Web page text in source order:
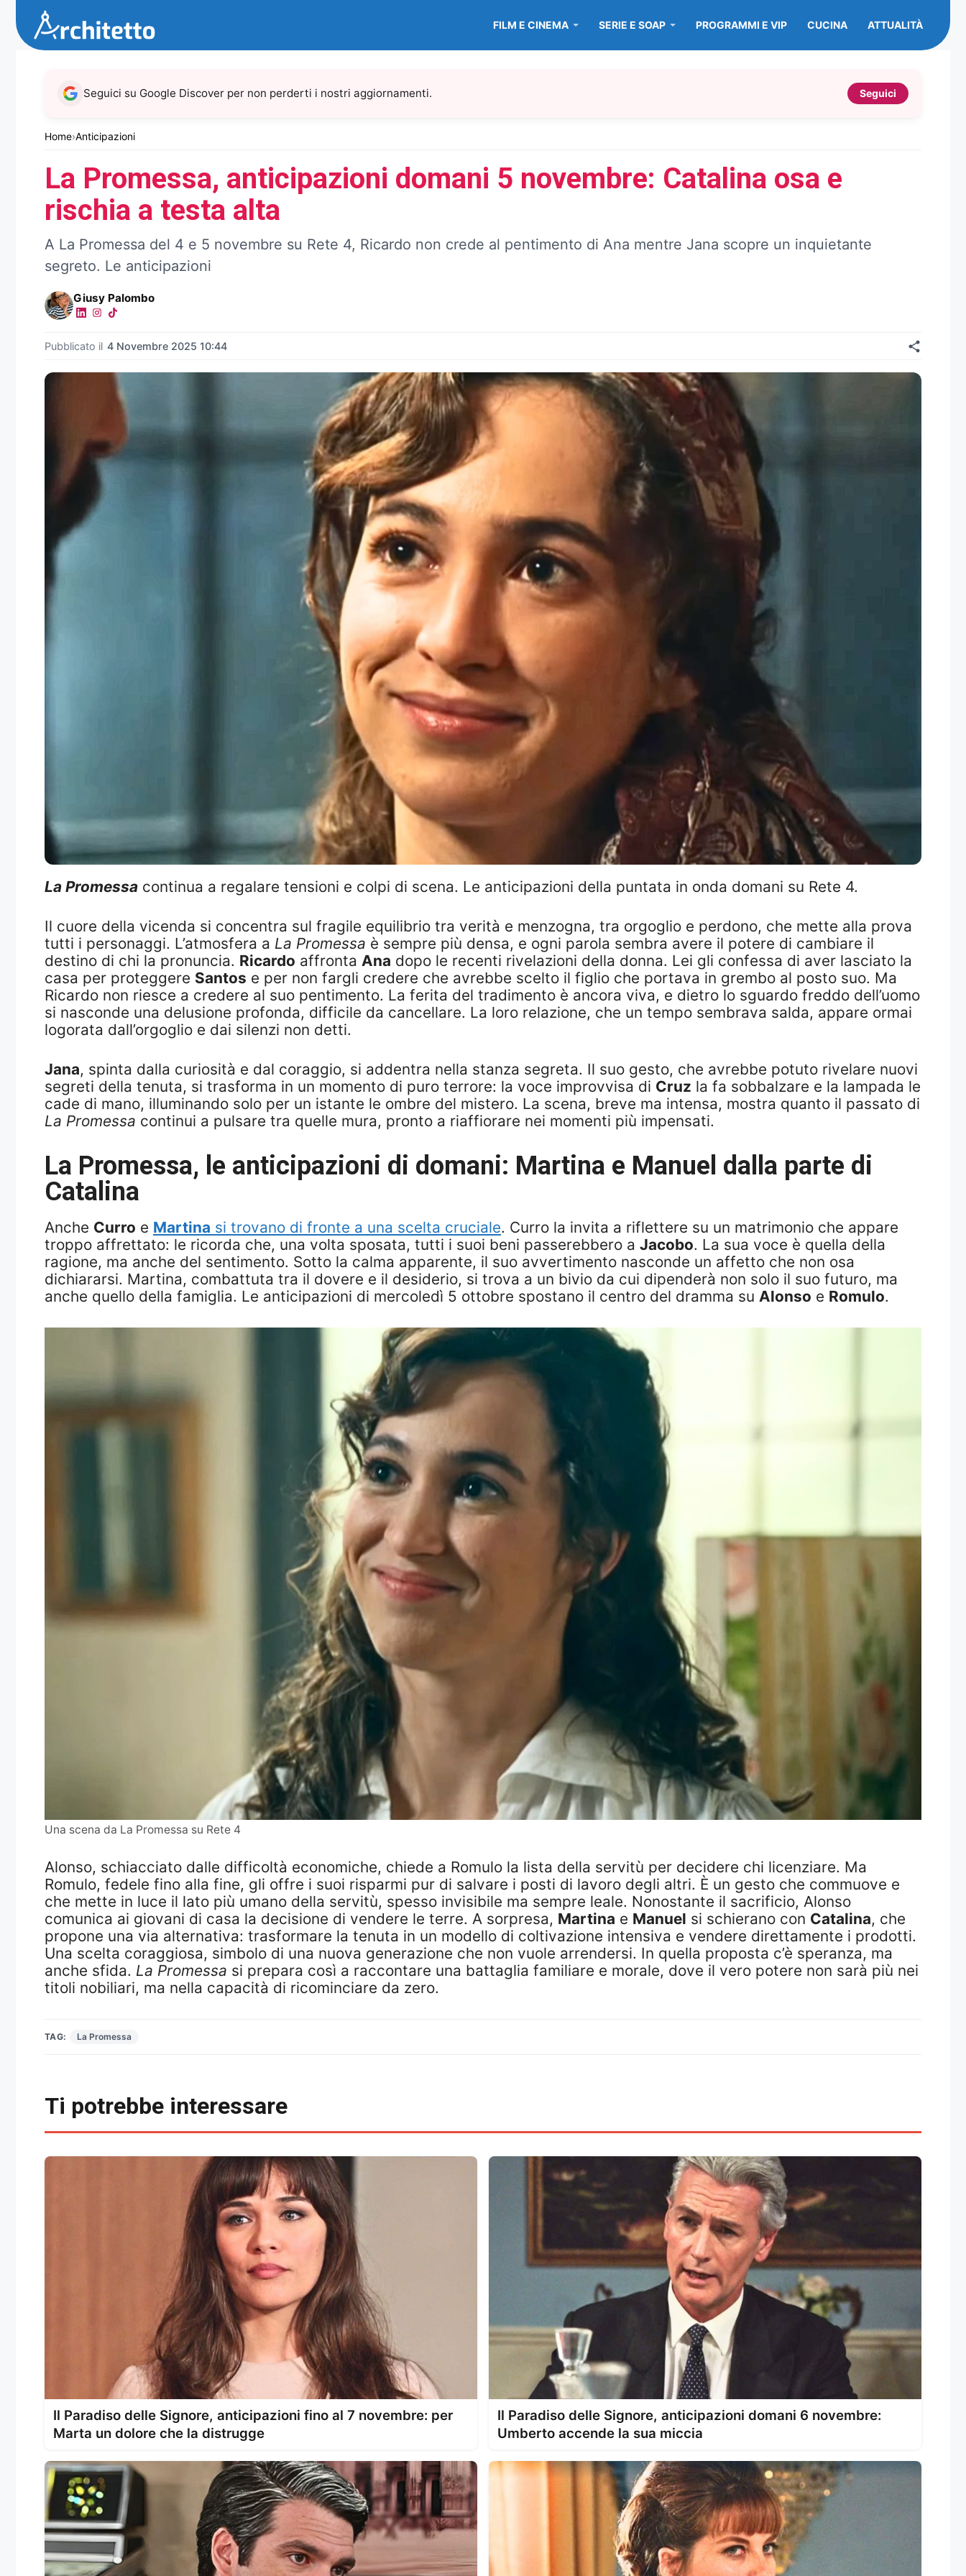
contenuto
FILM E CINEMA SERIE E SOAP PROGRAMMI E VIP CUCINA ATTUALITÀ
Home›Anticipazioni
Seguici su Google Discover per non perderti i nostri aggiornamenti. Seguici
La Promessa, anticipazioni domani 5 novembre: Catalina osa e
rischia a testa alta
A La Promessa del 4 e 5 novembre su Rete 4, Ricardo non crede al pentimento di Ana mentre Jana scopre un inquietante
segreto. Le anticipazioni
Giusy Palombo
Pubblicato il 4 Novembre 2025 10:44
La Promessa continua a regalare tensioni e colpi di scena. Le anticipazioni della puntata in onda domani su Rete 4.
Il cuore della vicenda si concentra sul fragile equilibrio tra verità e menzogna, tra orgoglio e perdono, che mette alla prova
tutti i personaggi. L’atmosfera a La Promessa è sempre più densa, e ogni parola sembra avere il potere di cambiare il
destino di chi la pronuncia. Ricardo affronta Ana dopo le recenti rivelazioni della donna. Lei gli confessa di aver lasciato la
casa per proteggere Santos e per non fargli credere che avrebbe scelto il figlio che portava in grembo al posto suo. Ma
Ricardo non riesce a credere al suo pentimento. La ferita del tradimento è ancora viva, e dietro lo sguardo freddo dell’uomo
si nasconde una delusione profonda, difficile da cancellare. La loro relazione, che un tempo sembrava salda, appare ormai
logorata dall’orgoglio e dai silenzi non detti.
Jana, spinta dalla curiosità e dal coraggio, si addentra nella stanza segreta. Il suo gesto, che avrebbe potuto rivelare nuovi
segreti della tenuta, si trasforma in un momento di puro terrore: la voce improvvisa di Cruz la fa sobbalzare e la lampada le
cade di mano, illuminando solo per un istante le ombre del mistero. La scena, breve ma intensa, mostra quanto il passato di
La Promessa continui a pulsare tra quelle mura, pronto a riaffiorare nei momenti più impensati.
La Promessa, le anticipazioni di domani: Martina e Manuel dalla parte di
Catalina
Anche Curro e Martina si trovano di fronte a una scelta cruciale. Curro la invita a riflettere su un matrimonio che appare
troppo affrettato: le ricorda che, una volta sposata, tutti i suoi beni passerebbero a Jacobo. La sua voce è quella della
ragione, ma anche del sentimento. Sotto la calma apparente, il suo avvertimento nasconde un affetto che non osa
dichiararsi. Martina, combattuta tra il dovere e il desiderio, si trova a un bivio da cui dipenderà non solo il suo futuro, ma
anche quello della famiglia. Le anticipazioni di mercoledì 5 ottobre spostano il centro del dramma su Alonso e Romulo.
Una scena da La Promessa su Rete 4
Alonso, schiacciato dalle difficoltà economiche, chiede a Romulo la lista della servitù per decidere chi licenziare. Ma
Romulo, fedele fino alla fine, gli offre i suoi risparmi pur di salvare i posti di lavoro degli altri. È un gesto che commuove e
che mette in luce il lato più umano della servitù, spesso invisibile ma sempre leale. Nonostante il sacrificio, Alonso
comunica ai giovani di casa la decisione di vendere le terre. A sorpresa, Martina e Manuel si schierano con Catalina, che
propone una via alternativa: trasformare la tenuta in un modello di coltivazione intensiva e vendere direttamente i prodotti.
Una scelta coraggiosa, simbolo di una nuova generazione che non vuole arrendersi. In quella proposta c’è speranza, ma
anche sfida. La Promessa si prepara così a raccontare una battaglia familiare e morale, dove il vero potere non sarà più nei
titoli nobiliari, ma nella capacità di ricominciare da zero.
TAG: La Promessa
Ti potrebbe interessare
Il Paradiso delle Signore, anticipazioni fino al 7 novembre: per
Marta un dolore che la distrugge
Il Paradiso delle Signore, anticipazioni domani 6 novembre:
Umberto accende la sua miccia